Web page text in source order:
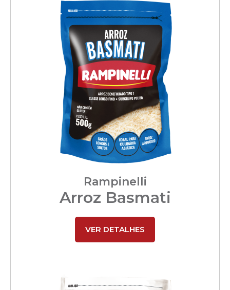
Rampinelli
Arroz Basmati
VER DETALHES